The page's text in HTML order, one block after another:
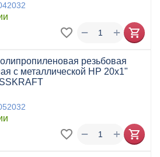
+
−
резьбовая
с металлической НР 20x1"
+
−